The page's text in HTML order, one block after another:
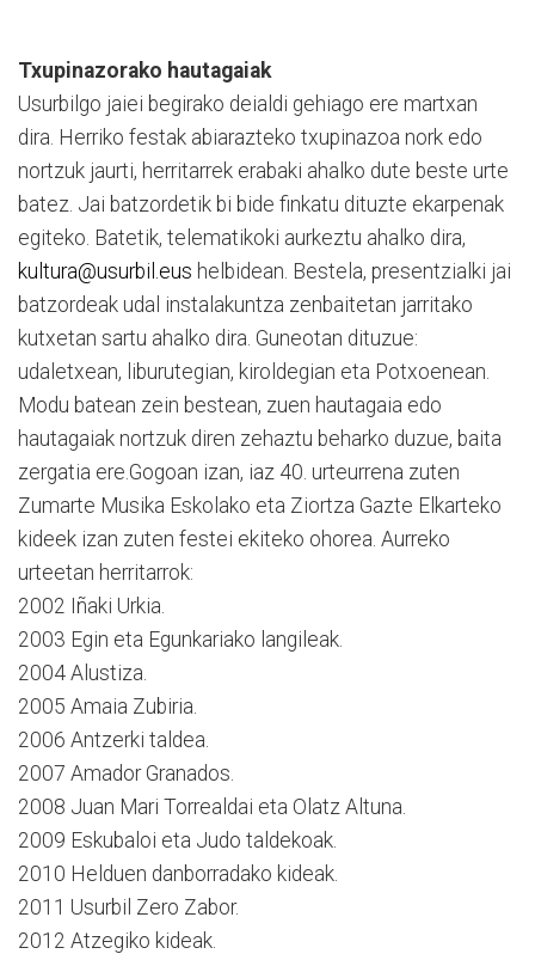
Txupinazorako hautagaiak
Usurbilgo jaiei begirako deialdi gehiago ere martxan
dira. Herriko festak abiarazteko txupinazoa nork edo
nortzuk jaurti, herritarrek erabaki ahalko dute beste urte
batez. Jai batzordetik bi bide finkatu dituzte ekarpenak
egiteko. Batetik, telematikoki aurkeztu ahalko dira,
kultura@usurbil.eus helbidean. Bestela, presentzialki jai
batzordeak udal instalakuntza zenbaitetan jarritako
kutxetan sartu ahalko dira. Guneotan dituzue:
udaletxean, liburutegian, kiroldegian eta Potxoenean.
Modu batean zein bestean, zuen hautagaia edo
hautagaiak nortzuk diren zehaztu beharko duzue, baita
zergatia ere.Gogoan izan, iaz 40. urteurrena zuten
Zumarte Musika Eskolako eta Ziortza Gazte Elkarteko
kideek izan zuten festei ekiteko ohorea. Aurreko
urteetan herritarrok:
2002 Iñaki Urkia.
2003 Egin eta Egunkariako langileak.
2004 Alustiza.
2005 Amaia Zubiria.
2006 Antzerki taldea.
2007 Amador Granados.
2008 Juan Mari Torrealdai eta Olatz Altuna.
2009 Eskubaloi eta Judo taldekoak.
2010 Helduen danborradako kideak.
2011 Usurbil Zero Zabor.
2012 Atzegiko kideak.